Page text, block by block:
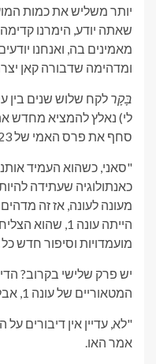
יותר משליש את כמות
שאתה יודע, הימרנו קדימה
מאמינים בה, ואנחנו
ומדהימה שדבורה קאן
בָּקָר לקח שלוש שנים בין
לי) נאלץ להמציא מחדש
סחף את פרס האמי של 2023 עם 8 זכיות.
"סאני, כשהוא העמיד
כאנתולוגיה שעתידה
מעונה לעונה, אז זה
הייתה עונה 1,
מועמדויות וסיפור חדש
המטאוריים של עונה 1, אבל זה מתקזז על ידי עליות אמי.
"לא, עדיין אין דיבורים
אמר האו.